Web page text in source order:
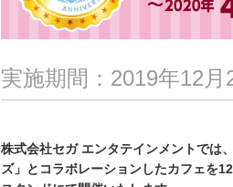
実施期間：2019年12月
株式会社セガ エンタテインメントでは
ズ」とコラボレーションしたカフェを